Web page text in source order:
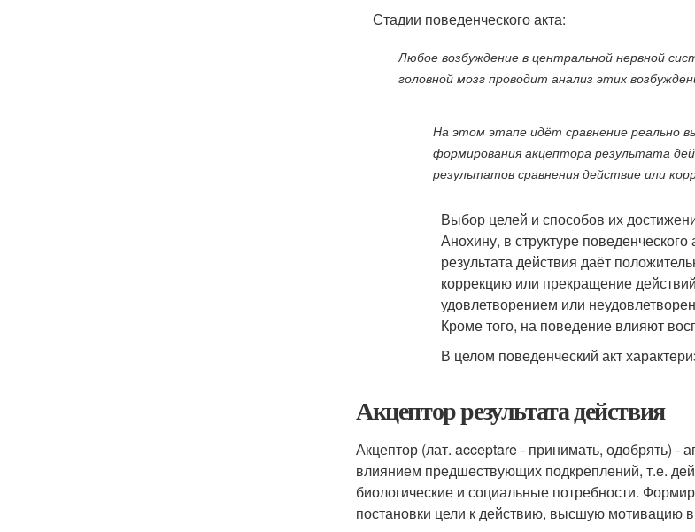
Стадии поведенческого акта:
Любое возбуждение в центральной нервной
головной мозг проводит анализ этих
На этом этапе идёт сравнение реально
формирования акцептора результата
результатов сравнения действие или
Выбор целей и способов их
Анохину, в структуре
результата действия даёт
коррекцию или прекращение
удовлетворением или
Кроме того, на поведение влияют
В целом поведенческий акт
Акцептор результата действия
Акцептор (лат. acceptare - принимать, одобрять) -
влиянием предшествующих подкреплений, т.е.
биологические и социальные потребности.
постановки цели к действию, высшую мотивацию